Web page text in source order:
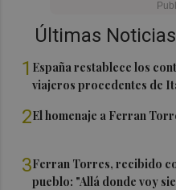
Últimas Noticias
1 España restablece los
viajeros procedentes de
2El homenaje a Ferran
3Ferran Torres, recibido
pueblo: "Allá donde voy